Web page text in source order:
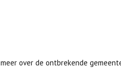
over de ontbrekende